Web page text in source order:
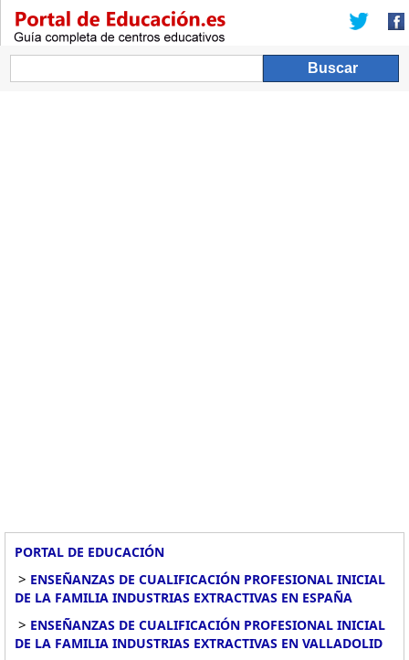
PORTAL DE EDUCACIÓN
> ENSEÑANZAS DE CUALIFICACIÓN PROFESIONAL INICIAL
DE LA FAMILIA INDUSTRIAS EXTRACTIVAS EN ESPAÑA
> ENSEÑANZAS DE CUALIFICACIÓN PROFESIONAL INICIAL
DE LA FAMILIA INDUSTRIAS EXTRACTIVAS EN VALLADOLID